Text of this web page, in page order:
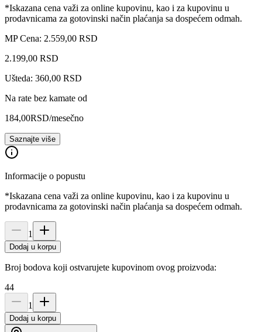
*Iskazana cena važi za online kupovinu, kao i za kupovinu u
prodavnicama za gotovinski način plaćanja sa dospećem odmah.
MP Cena: 2.559,00 RSD
2.199,00 RSD
Ušteda: 360,00 RSD
Na rate bez kamate od
184,00RSD/mesečno
Saznajte više
Informacije o popustu
*Iskazana cena važi za online kupovinu, kao i za kupovinu u
prodavnicama za gotovinski način plaćanja sa dospećem odmah.
1
Dodaj u korpu
Broj bodova koji ostvarujete kupovinom ovog proizvoda:
44
1
Dodaj u korpu